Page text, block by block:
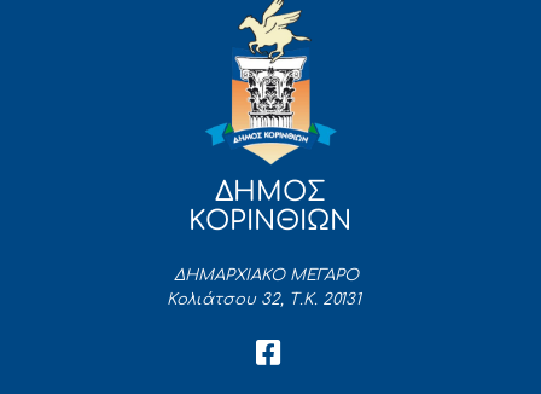
ΔΗΜΟΣ
ΚΟΡΙΝΘΙΩΝ
ΔΗΜΑΡΧΙΑΚΟ ΜΕΓΑΡΟ
Κολιάτσου 32, Τ.Κ. 20131